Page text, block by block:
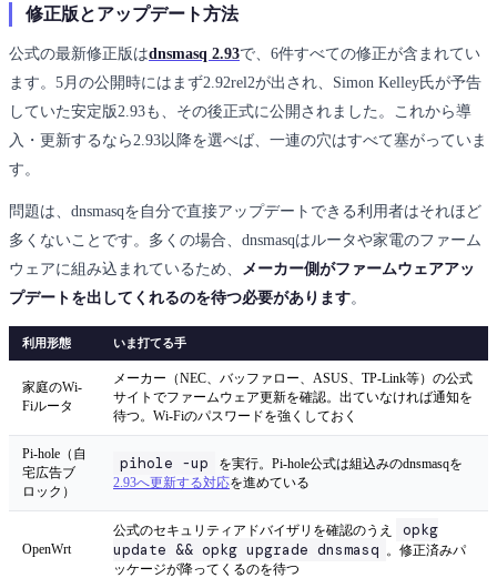
修正版とアップデート方法
公式の最新修正版はdnsmasq 2.93で、6件すべての修正が含まれてい
ます。5月の公開時にはまず2.92rel2が出され、Simon Kelley氏が予告
していた安定版2.93も、その後正式に公開されました。これから導
入・更新するなら2.93以降を選べば、一連の穴はすべて塞がっていま
す。
問題は、dnsmasqを自分で直接アップデートできる利用者はそれほど
多くないことです。多くの場合、dnsmasqはルータや家電のファーム
ウェアに組み込まれているため、
メーカー側がファームウェアアッ
プデートを出してくれるのを待つ必要があります。
利用形態 いま打てる手
家庭のWi-
Fiルータ
メーカー（NEC、バッファロー、ASUS、TP-Link等）の公式
サイトでファームウェア更新を確認。出ていなければ通知を
待つ。Wi-Fiのパスワードを強くしておく
Pi-hole（自
宅広告ブ
ロック）
pihole -up
を実行。Pi-hole公式は組込みのdnsmasqを
2.93へ更新する対応を進めている
OpenWrt
公式のセキュリティアドバイザリを確認のうえ
opkg
update && opkg upgrade dnsmasq 。修正済みパ
ッケージが降ってくるのを待つ